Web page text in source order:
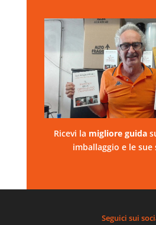
Ricevi la migliore guida
imballaggio e le sue
Seguici sui